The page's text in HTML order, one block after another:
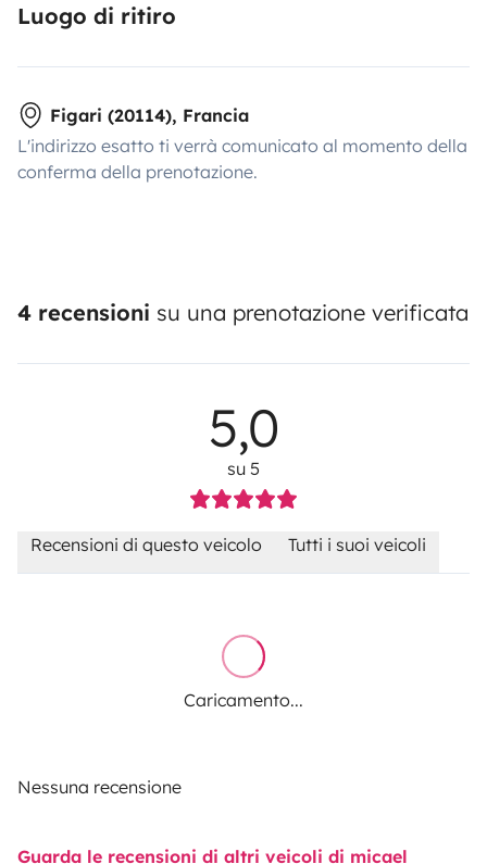
Luogo di ritiro
Figari (20114), Francia
L'indirizzo esatto ti verrà comunicato al momento della
conferma della prenotazione.
4 recensioni su una prenotazione verificata
5,0
su 5
Recensioni di questo veicolo Tutti i suoi veicoli
Caricamento...
Nessuna recensione
Guarda le recensioni di altri veicoli di micael